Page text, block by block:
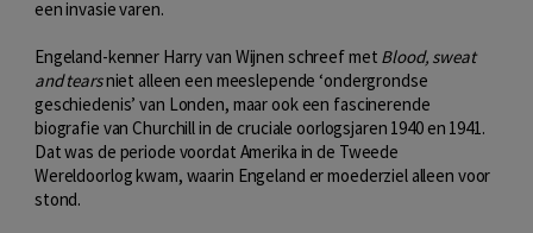
een invasie varen.
Engeland-kenner Harry van Wijnen schreef met Blood, sweat
and tearsniet alleen een meeslepende ‘ondergrondse
geschiedenis’ van Londen, maar ook een fascinerende
biografie van Churchill in de cruciale oorlogsjaren 1940 en 1941.
Dat was de periode voordat Amerika in de Tweede
Wereldoorlog kwam, waarin Engeland er moederziel alleen voor
stond.